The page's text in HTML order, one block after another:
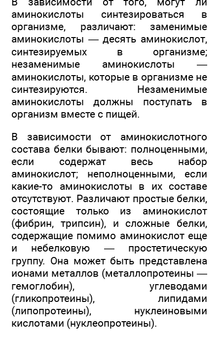
аминокислоты синтезироваться в
организме, различают: заменимые
аминокислоты — десять аминокислот,
синтезируемых в организме;
незаменимые аминокислоты —
аминокислоты, которые в организме не
синтезируются. Незаменимые
аминокислоты должны поступать в
организм вместе с пищей.
В зависимости от аминокислотного
состава белки бывают: полноценными,
если содержат весь набор
аминокислот; неполноценными, если
какие-то аминокислоты в их составе
отсутствуют. Различают простые белки,
состоящие только из аминокислот
(фибрин, трипсин), и сложные белки,
содержащие помимо аминокислот еще
и небелковую — простетическую
группу. Она может быть представлена
ионами металлов (металлопротеины —
гемоглобин), углеводами
(гликопротеины), липидами
(липопротеины), нуклеиновыми
кислотами (нуклеопротеины).